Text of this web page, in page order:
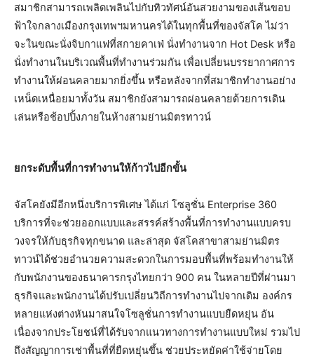
สมาชิกสามารถเพลิดเพลินไปกับทิวทัศน์อันสวยงามของเส้นขอบ
ฟ้าใจกลางเมืองกรุงเทพฯมหานครได้ในทุกพื้นที่ของจัสโค ไม่ว่า
จะในขณะนั่งจิบกาแฟที่สกายคาเฟ่ นั่งทำงานจาก Hot Desk หรือ
นั่งทำงานในบริเวณพื้นที่ทำงานร่วมกัน เพื่อเปลี่ยนบรรยากาศการ
ทำงานให้ผ่อนคลายมากยิ่งขึ้น หรือหลังจากที่สมาชิกทำงานอย่าง
เหน็ดเหนื่อยมาทั้งวัน สมาชิกยังสามารถผ่อนคลายด้วยการเดิน
เล่นหรือช้อปปิ้งภายในห้างสามย่านมิตรทาวน์
ยกระดับพื้นที่การทำงานให้ก้าวไปอีกขั้น
จัสโคยังมีอีกหนึ่งบริการพิเศษ ได้แก่ โซลูชั่น Enterprise 360
บริการที่จะช่วยออกแบบและสรรค์สร้างพื้นที่การทำงานแบบครบ
วงจรให้กับธุรกิจทุกขนาด และล่าสุด จัสโคสาขาสามย่านมิตร
ทาวน์ได้ช่วยอำนวยความสะดวกในการมอบพื้นที่พร้อมทำงานให้
กับพนักงานของธนาคารกรุงไทยกว่า 900 คน ในหลายปีที่ผ่านมา
ธุรกิจและพนักงานได้ปรับเปลี่ยนวิถีการทำงานไปจากเดิม องค์กร
หลายแห่งต่างหันมาสนใจโซลูชั่นการทำงานแบบยืดหยุ่น อัน
เนื่องจากประโยชน์ที่ได้รับจากแนวทางการทำงานแบบใหม่ รวมไป
ถึงสัญญาการเช่าพื้นที่ที่ยืดหยุ่นขึ้น ช่วยประหยัดค่าใช้จ่ายโดย